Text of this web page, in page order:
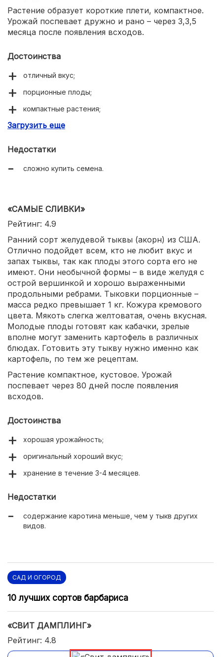
Растение образует короткие плети, компактное.
Урожай поспевает дружно и рано – через 3,3,5
месяца после появления всходов.
Достоинства
отличный вкус;
порционные плоды;
компактные растения;
семена без оболочки;
Загрузить еще
Недостатки
сложно купить семена.
«САМЫЕ СЛИВКИ»
Рейтинг: 4.9
Ранний сорт желудевой тыквы (акорн) из США.
Отлично подойдет всем, кто не любит вкус и
запах тыквы, так как плоды этого сорта его не
имеют. Они необычной формы – в виде желудя с
острой вершинкой и хорошо выраженными
продольными ребрами. Тыковки порционные –
масса редко превышает 1 кг. Кожура кремового
цвета. Мякоть слегка желтоватая, очень вкусная.
Молодые плоды готовят как кабачки, зрелые
вполне могут заменить картофель в различных
блюдах. Готовить эту тыкву нужно именно как
картофель, по тем же рецептам.
Растение компактное, кустовое. Урожай
поспевает через 80 дней после появления
всходов.
Достоинства
хорошая урожайность;
оригинальный хороший вкус;
хранение в течение 3-4 месяцев.
Недостатки
содержание каротина меньше, чем у тыкв других
видов.
САД И ОГОРОД
10 лучших сортов барбариса
«СВИТ ДАМПЛИНГ»
Рейтинг: 4.8